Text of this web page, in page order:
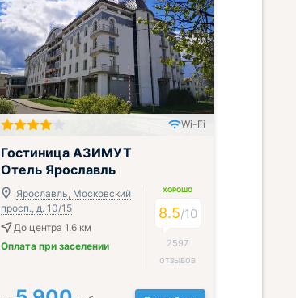
Wi-Fi
Гостиница АЗИМУТ
Отель Ярославль
Ярославль, Московский
просп., д. 10/15
До центра 1.6 км
Оплата при заселении
ХОРОШО
8.5/10
2597
отзывов